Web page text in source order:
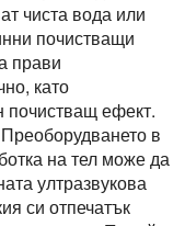
чиста вода или
почистващи
прави
като
почистващ ефект.
в
на тел може да
ултразвукова
си отпечатък